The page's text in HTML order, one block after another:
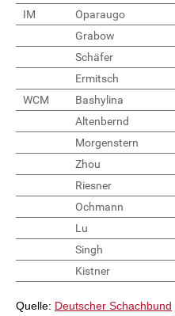
IM
Oparaugo
Grabow
Schäfer
Ermitsch
WCM
Bashylina
Altenbernd
Morgenstern
Zhou
Riesner
Ochmann
Lu
Singh
Kistner
Quelle: Deutscher Schachbund